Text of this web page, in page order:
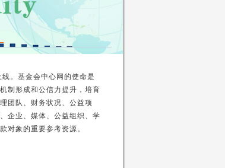
。基金会中心网的使命是
制形成和公信力提升，培育
团队、财务状况、公益项
企业、媒体、公益组织、学
对象的重要参考资源。